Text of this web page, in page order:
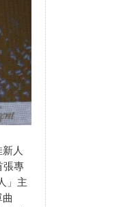
人
張專
」主